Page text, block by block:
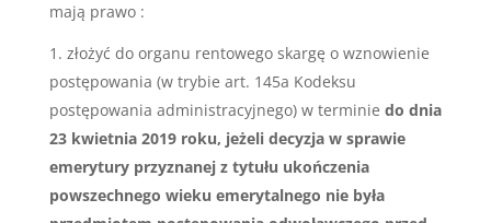
mają prawo :
złożyć do organu rentowego skargę o wznowienie
postępowania (w trybie art. 145a Kodeksu
postępowania administracyjnego) w terminie do dnia
23 kwietnia 2019 roku, jeżeli decyzja w sprawie
emerytury przyznanej z tytułu ukończenia
powszechnego wieku emerytalnego nie była